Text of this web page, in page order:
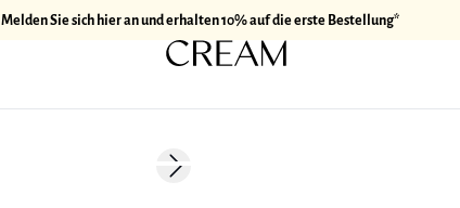
Melden Sie sich hier an und erhalten 10% auf die erste Bestellung*
Next slide